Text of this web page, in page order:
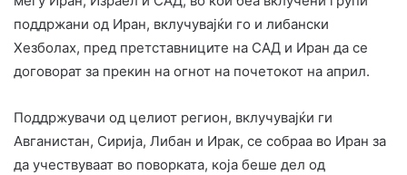
поддржани од Иран, вклучувајќи го и либански
Хезболах, пред претставниците на САД и Иран да се
договорат за прекин на огнот на почетокот на април.
Поддржувачи од целиот регион, вклучувајќи ги
Авганистан, Сирија, Либан и Ирак, се собраа во Иран за
да учествуваат во поворката, која беше дел од